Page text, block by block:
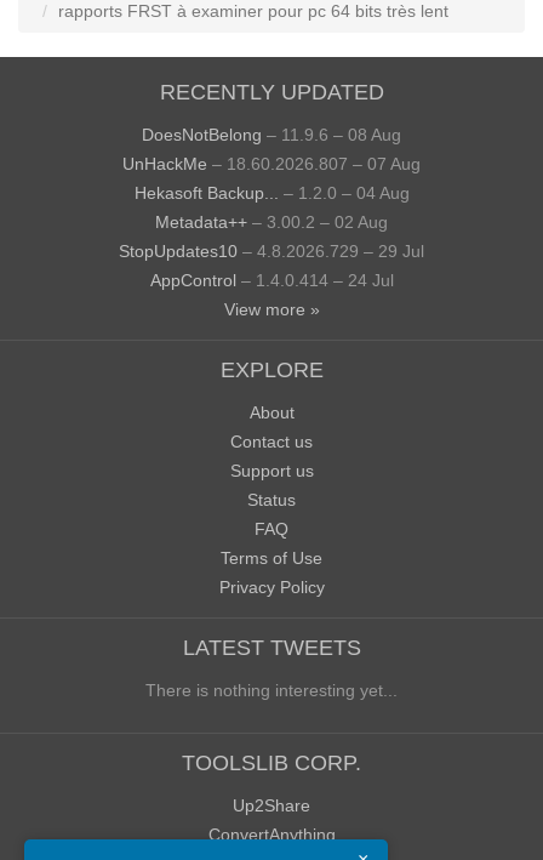
rapports FRST à examiner pour pc 64 bits très lent
RECENTLY UPDATED
DoesNotBelong – 11.9.6 – 08 Aug
UnHackMe – 18.60.2026.807 – 07 Aug
Hekasoft Backup... – 1.2.0 – 04 Aug
Metadata++ – 3.00.2 – 02 Aug
StopUpdates10 – 4.8.2026.729 – 29 Jul
AppControl – 1.4.0.414 – 24 Jul
View more »
EXPLORE
About
Contact us
Support us
Status
FAQ
Terms of Use
Privacy Policy
LATEST TWEETS
There is nothing interesting yet...
TOOLSLIB CORP.
Up2Share
ConvertAnything